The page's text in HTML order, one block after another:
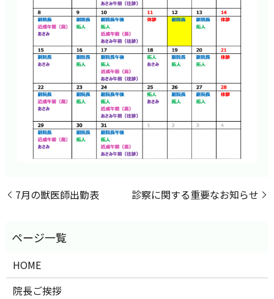
7月の獣医師出勤表 診察に関する重要なお知らせ
HOME
院長ご挨拶